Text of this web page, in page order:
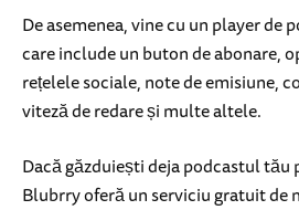
De asemenea, vine cu un player de
care include un buton de abonare,
rețelele sociale, note de emisiune,
viteză de redare și multe altele.
Dacă găzduiești deja podcastul
Blubrry oferă un serviciu gratuit de